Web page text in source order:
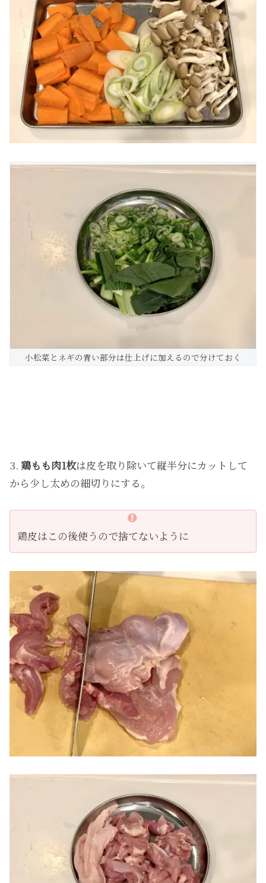
小松菜とネギの青い部分は仕上げに加えるので分けておく
3. 鶏もも肉1枚は皮を取り除いて縦半分にカットして
から少し太めの細切りにする。
鶏皮はこの後使うので捨てないように